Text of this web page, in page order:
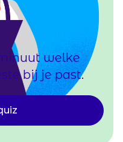
welke
bij je past.